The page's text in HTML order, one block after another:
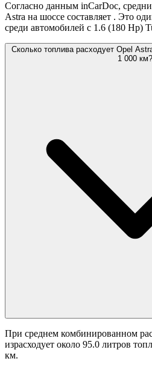
Согласно данным inCarDoc,
Astra на шоссе составляет . Это
среди автомобилей с 1.6 (180 Hp)
Сколько топлива расходует Opel
1 000 км?
При среднем комбинированном
израсходует около 95.0 литров
км.